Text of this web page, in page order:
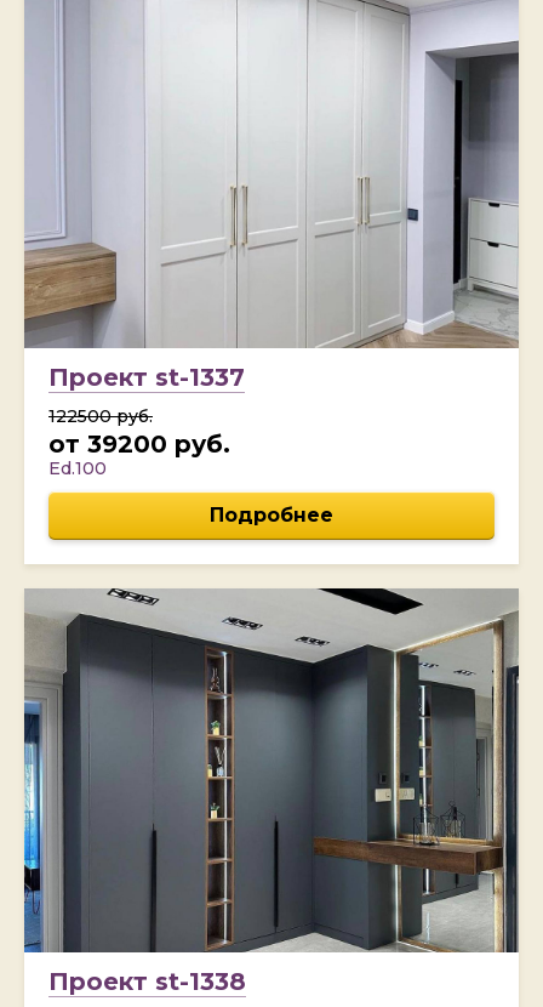
Проект st-1337
122500 руб.
от 39200 руб.
Ed.100
Подробнее
Проект st-1338